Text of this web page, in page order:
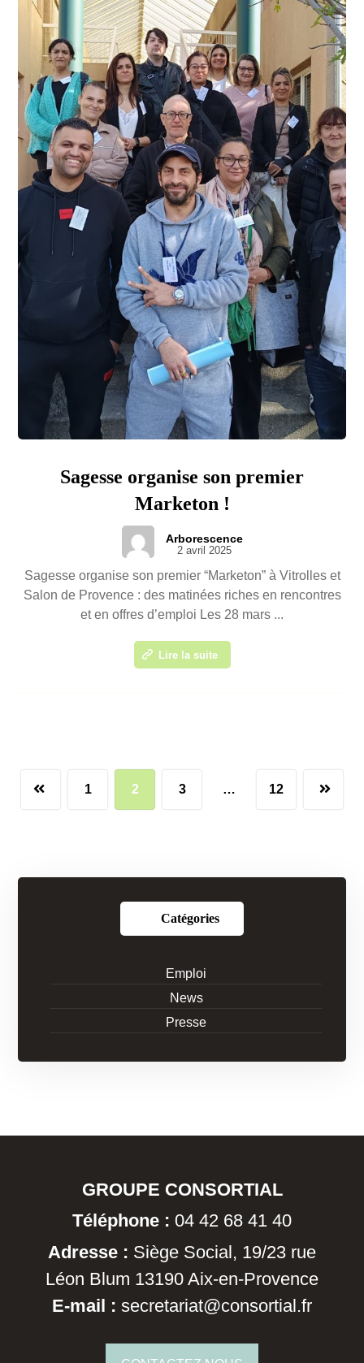
Sagesse organise son premier
Marketon !
Arborescence
2 avril 2025
Sagesse organise son premier “Marketon” à Vitrolles et
Salon de Provence : des matinées riches en rencontres
et en offres d’emploi Les 28 mars ...
Lire la suite
1 2 3 … 12
Catégories
Emploi
News
Presse
GROUPE CONSORTIAL
Téléphone : 04 42 68 41 40
Adresse : Siège Social, 19/23 rue
Léon Blum 13190 Aix-en-Provence
E-mail : secretariat@consortial.fr